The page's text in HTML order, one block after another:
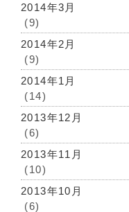
2014年3月
(9)
2014年2月
(9)
2014年1月
(14)
2013年12月
(6)
2013年11月
(10)
2013年10月
(6)